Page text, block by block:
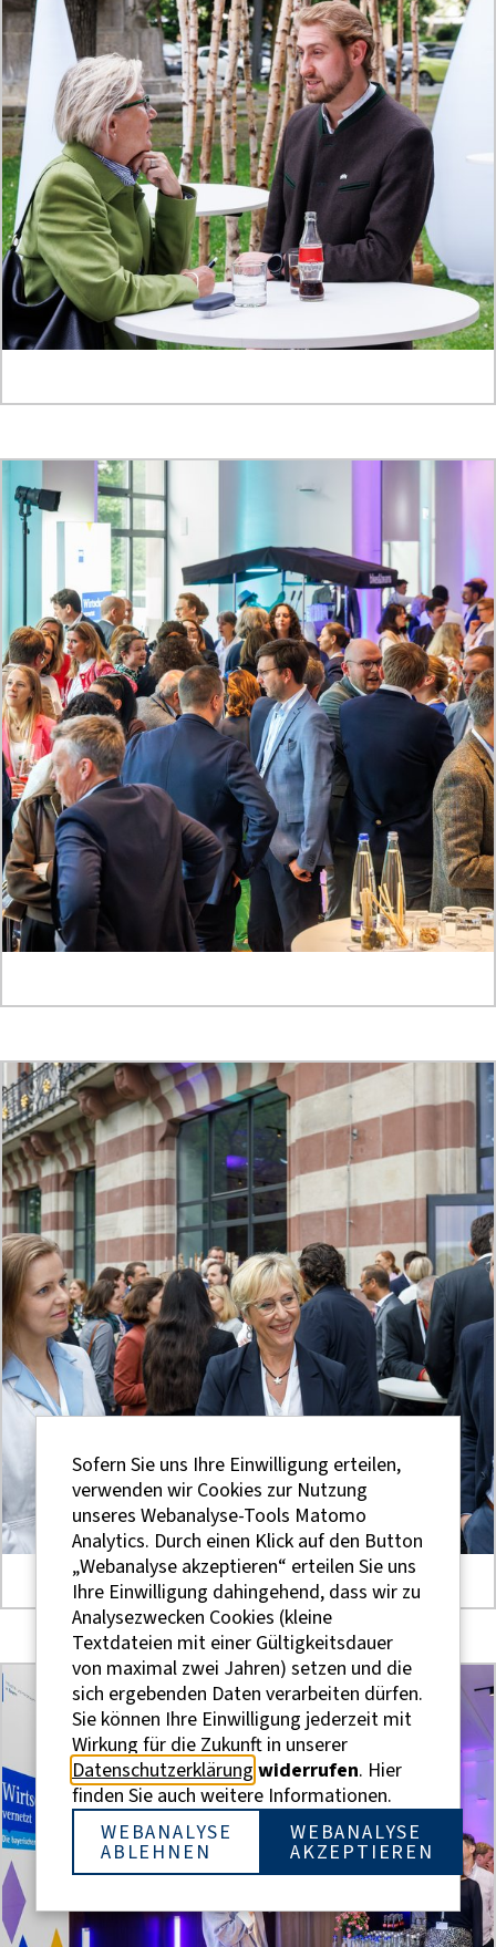
Sofern Sie uns Ihre Einwilligung erteilen,
verwenden wir Cookies zur Nutzung
unseres Webanalyse-Tools Matomo
Analytics. Durch einen Klick auf den Button
„Webanalyse akzeptieren“ erteilen Sie uns
Ihre Einwilligung dahingehend, dass wir zu
Analysezwecken Cookies (kleine
Textdateien mit einer Gültigkeitsdauer
von maximal zwei Jahren) setzen und die
sich ergebenden Daten verarbeiten dürfen.
Sie können Ihre Einwilligung jederzeit mit
Wirkung für die Zukunft in unserer
Datenschutzerklärung widerrufen. Hier
finden Sie auch weitere Informationen.
WEBANALYSE
ABLEHNEN
WEBANALYSE
AKZEPTIEREN